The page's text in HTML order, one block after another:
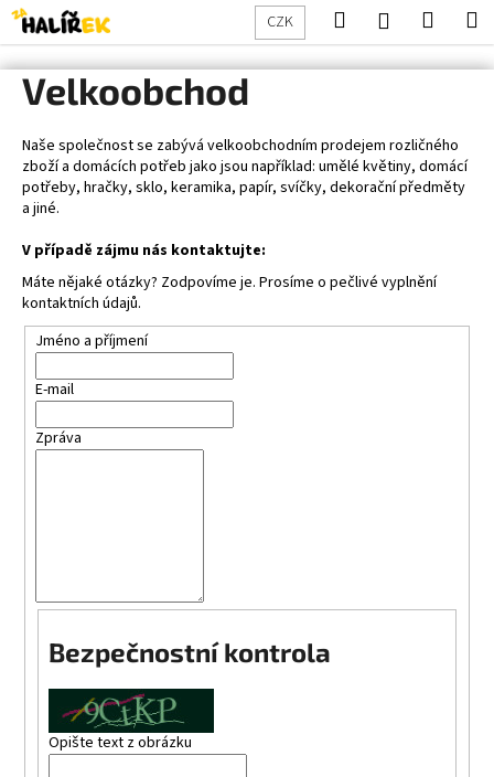
Přejít
obsah
CZK HledatPřihlášení
košík
Velkoobchod
Naše společnost se zabývá velkoobchodním prodejem rozličného
zboží a domácích potřeb jako jsou například: umělé květiny, domácí
potřeby, hračky, sklo, keramika, papír, svíčky, dekorační předměty
a jiné.
V případě zájmu nás kontaktujte:
Máte nějaké otázky? Zodpovíme je. Prosíme o pečlivé vyplnění
kontaktních údajů.
Jméno a příjmení
E-mail
Zpráva
Bezpečnostní kontrola
Opište text z obrázku
K
o
š
o
p
o
ř
e
b
u
e
HLEDAT